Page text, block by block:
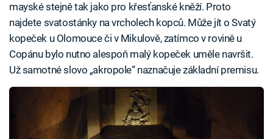
mayské stejně tak jako pro křesťanské kněží. Proto
najdete svatostánky na vrcholech kopců. Může jít o Svatý
kopeček u Olomouce či v Mikulově, zatímco v rovině u
Copánu bylo nutno alespoň malý kopeček uměle navršit.
Už samotné slovo „akropole“ naznačuje základní premisu.